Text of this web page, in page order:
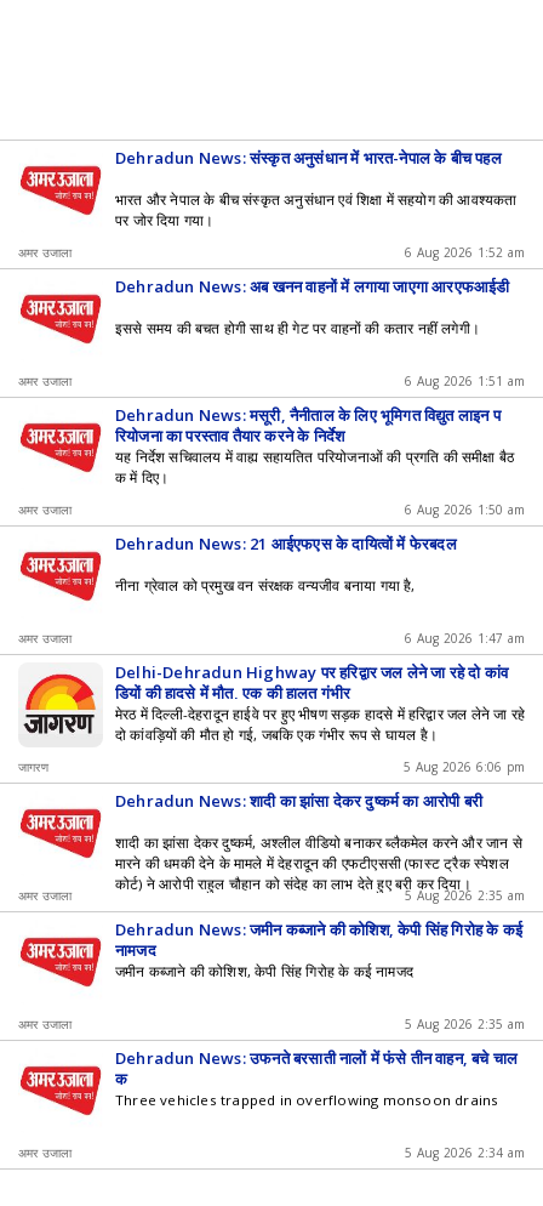
Dehradun News: संस्कृत अनुसंधान में भारत-नेपाल के बीच पहल
भारत और नेपाल के बीच संस्कृत अनुसंधान एवं शिक्षा में सहयोग की आवश्यकता
पर जोर दिया गया।
अमर उजाला 6 Aug 2026 1:52 am
Dehradun News: अब खनन वाहनों में लगाया जाएगा आरएफआईडी
इससे समय की बचत होगी साथ ही गेट पर वाहनों की कतार नहीं लगेगी।
अमर उजाला 6 Aug 2026 1:51 am
Dehradun News: मसूरी, नैनीताल के लिए भूमिगत विद्युत लाइन प
रियोजना का प्रस्ताव तैयार करने के निर्देश
यह निर्देश सचिवालय में वाह्य सहायतित परियोजनाओं की प्रगति की समीक्षा बैठ
क में दिए।
अमर उजाला 6 Aug 2026 1:50 am
Dehradun News: 21 आईएफएस के दायित्वों में फेरबदल
नीना ग्रेवाल को प्रमुख वन संरक्षक वन्यजीव बनाया गया है,
अमर उजाला 6 Aug 2026 1:47 am
Delhi-Dehradun Highway पर हरिद्वार जल लेने जा रहे दो कांव
ड़ियों की हादसे में मौत, एक की हालत गंभीर
मेरठ में दिल्ली-देहरादून हाईवे पर हुए भीषण सड़क हादसे में हरिद्वार जल लेने जा रहे
दो कांवड़ियों की मौत हो गई, जबकि एक गंभीर रूप से घायल है।
जागरण 5 Aug 2026 6:06 pm
Dehradun News: शादी का झांसा देकर दुष्कर्म का आरोपी बरी
शादी का झांसा देकर दुष्कर्म, अश्लील वीडियो बनाकर ब्लैकमेल करने और जान से
मारने की धमकी देने के मामले में देहरादून की एफटीएससी (फास्ट ट्रैक स्पेशल
कोर्ट) ने आरोपी राहुल चौहान को संदेह का लाभ देते हुए बरी कर दिया।
अमर उजाला 5 Aug 2026 2:35 am
Dehradun News: जमीन कब्जाने की कोशिश, केपी सिंह गिरोह के कई
नामजद
जमीन कब्जाने की कोशिश, केपी सिंह गिरोह के कई नामजद
अमर उजाला 5 Aug 2026 2:35 am
Dehradun News: उफनते बरसाती नालों में फंसे तीन वाहन, बचे चाल
क
Three vehicles trapped in overflowing monsoon drains
अमर उजाला 5 Aug 2026 2:34 am